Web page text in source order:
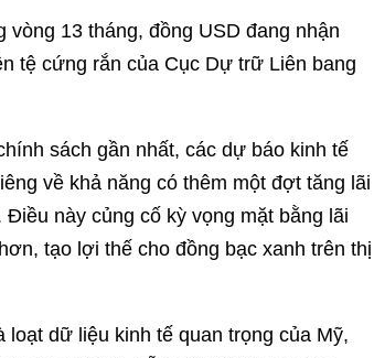
13 tháng, đồng USD đang nhận
tệ cứng rắn của Cục Dự trữ Liên bang
sách gần nhất, các dự báo kinh tế
về khả năng có thêm một đợt tăng lãi
này củng cố kỳ vọng mặt bằng lãi
tạo lợi thế cho đồng bạc xanh trên thị
dữ liệu kinh tế quan trọng của Mỹ,